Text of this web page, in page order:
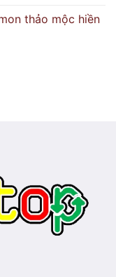
thảo mộc hiền